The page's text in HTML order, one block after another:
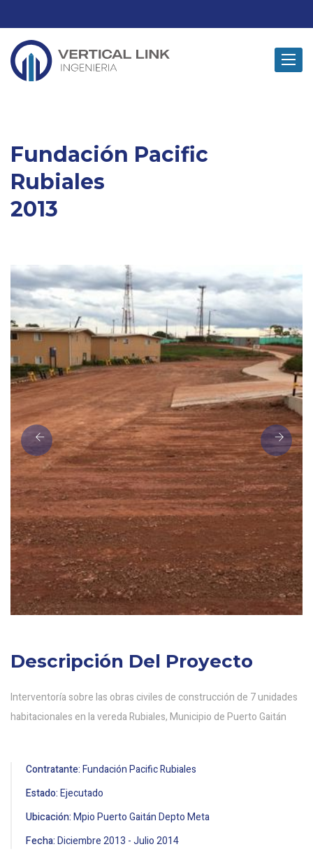
Toggle
Fundación Pacific
Rubiales
2013
Descripción Del Proyecto
Interventoría sobre las obras civiles de construcción de 7 unidades
habitacionales en la vereda Rubiales, Municipio de Puerto Gaitán
Contratante:Fundación Pacific Rubiales
Estado:Ejecutado
Ubicación:Mpio Puerto Gaitán Depto Meta
Fecha:Diciembre2013 -Julio2014